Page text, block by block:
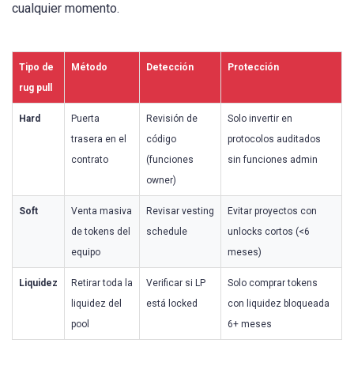
cualquier momento.
Tipo de
rug pull
Método Detección Protección
Hard
Puerta
trasera en el
contrato
Revisión de
código
(funciones
owner)
Solo invertir en
protocolos auditados
sin funciones admin
Soft
Venta masiva
de tokens del
equipo
Revisar vesting
schedule
Evitar proyectos con
unlocks cortos (<6
meses)
Liquidez
Retirar toda la
liquidez del
pool
Verificar si LP
está locked
Solo comprar tokens
con liquidez bloqueada
6+ meses